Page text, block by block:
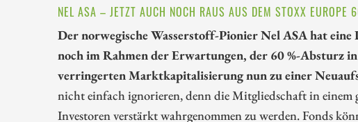
NEL ASA – JETZT AUCH NOCH RAUS AUS DEM STOXX EUROPE
Der norwegische Wasserstoff-Pionier Nel ASA hat
noch im Rahmen der Erwartungen, der 60 %-Absturz
verringerten Marktkapitalisierung nun zu einer
nicht einfach ignorieren, denn die Mitgliedschaft in
Investoren verstärkt wahrgenommen zu werden. Fonds